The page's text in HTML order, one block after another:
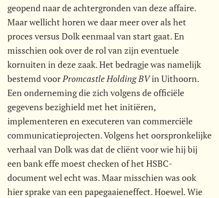
geopend naar de achtergronden van deze affaire.
Maar wellicht horen we daar meer over als het
proces versus Dolk eenmaal van start gaat. En
misschien ook over de rol van zijn eventuele
kornuiten in deze zaak. Het bedragje was namelijk
bestemd voorPromcastle Holding BVin Uithoorn.
Een onderneming die zich volgens de officiële
gegevens bezighield met het initiëren,
implementeren en executeren van commerciële
communicatieprojecten. Volgens het oorspronkelijke
verhaal van Dolk was dat de cliënt voor wie hij bij
een bank effe moest checken of het HSBC-
document wel echt was. Maar misschien was ook
hier sprake van een papegaaieneffect. Hoewel. Wie